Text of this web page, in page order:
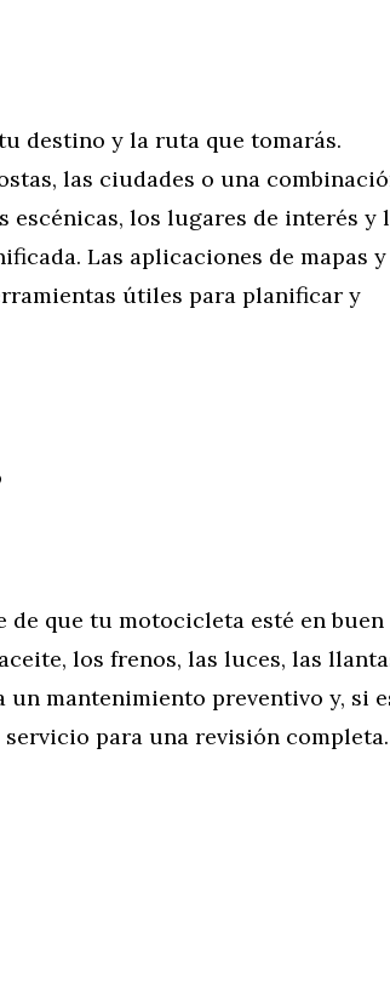
destino y la ruta que tomarás.
las ciudades o una
escénicas, los lugares de interés y
Las aplicaciones de mapas y
útiles para planificar y
de que tu motocicleta esté en buen
los frenos, las luces, las
un mantenimiento preventivo y, si
para una revisión completa.